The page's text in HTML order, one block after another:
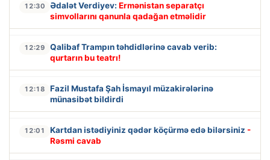
12:30 Ədalət Verdiyev: Ermənistan separatçı
simvollarını qanunla qadağan etməlidir
12:29
Qalibaf Trampın təhdidlərinə cavab verib:
qurtarın bu teatrı!
12:18
Fazil Mustafa Şah İsmayıl müzakirələrinə
münasibət bildirdi
12:01 Kartdan istədiyiniz qədər köçürmə edə bilərsiniz -
Rəsmi cavab